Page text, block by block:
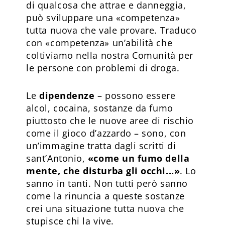
di qualcosa che attrae e danneggia,
può sviluppare una «competenza»
tutta nuova che vale provare. Traduco
con «competenza» un’abilità che
coltiviamo nella nostra Comunità per
le persone con problemi di droga.
Le dipendenze – possono essere
alcol, cocaina, sostanze da fumo
piuttosto che le nuove aree di rischio
come il gioco d’azzardo – sono, con
un’immagine tratta dagli scritti di
sant’Antonio, «come un fumo della
mente, che disturba gli occhi...». Lo
sanno in tanti. Non tutti però sanno
come la rinuncia a queste sostanze
crei una situazione tutta nuova che
stupisce chi la vive.